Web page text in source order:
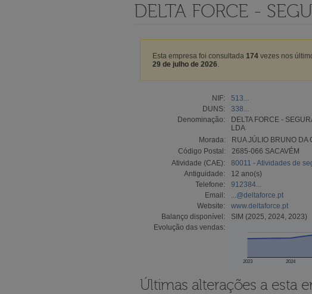
DELTA FORCE -
Esta empresa foi consultada 174 vezes nos
29 de julho de 2026
NIF:
513...
DUNS:
338...
Denominação:
DELTA FORCE -
LDA
Morada:
RUA JÚLIO BRUNO DA
Código Postal:
2685-066 SACAVÉM
Atividade (CAE):
80011 - Atividades de
Antiguidade:
12 ano(s)
Telefone:
912384...
Email:
...@deltaforce.pt
Website:
www.deltaforce.pt
Balanço disponível:
SIM (2025, 2024, 2023)
Evolução das vendas:
2023 2024
Últimas alterações a esta